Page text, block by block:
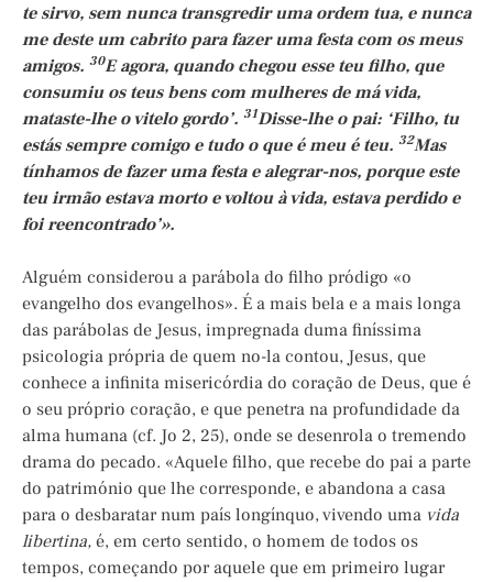
te sirvo, sem nunca transgredir uma ordem tua, e nunca
me deste um cabrito para fazer uma festa com os meus
amigos. 30E agora, quando chegou esse teu filho, que
consumiu os teus bens com mulheres de má vida,
mataste-lhe o vitelo gordo’. 31Disse-lhe o pai: ‘Filho, tu
estás sempre comigo e tudo o que é meu é teu. 32Mas
tínhamos de fazer uma festa e alegrar-nos, porque este
teu irmão estava morto e voltou à vida, estava perdido e
foi reencontrado’».
Alguém considerou a parábola do filho pródigo «o
evangelho dos evangelhos». É a mais bela e a mais longa
das parábolas de Jesus, impregnada duma finíssima
psicologia própria de quem no-la contou, Jesus, que
conhece a infinita misericórdia do coração de Deus, que é
o seu próprio coração, e que penetra na profundidade da
alma humana (cf. Jo 2, 25), onde se desenrola o tremendo
drama do pecado. «Aquele filho, que recebe do pai a parte
do património que lhe corresponde, e abandona a casa
para o desbaratar num país longínquo, vivendo uma vida
libertina, é, em certo sentido, o homem de todos os
tempos, começando por aquele que em primeiro lugar